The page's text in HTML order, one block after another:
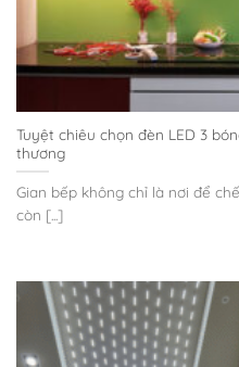
Tuyệt chiêu chọn đèn LED 3
thương
Gian bếp không chỉ là nơi để
còn [...]